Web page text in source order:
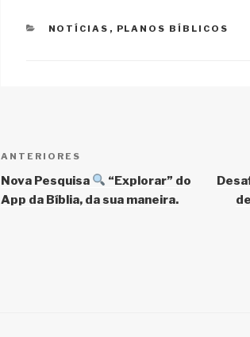
k
o
k
p
at
CATEGORIAS
NOTÍCIAS , PLANOS BÍBLICOS
Navegação
de
Post
Post
anterior
ANTERIORES
Nova Pesquisa
“Explorar” do
App da Bíblia, da sua maneira.